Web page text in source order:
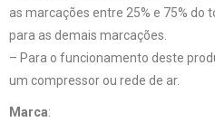
as marcações entre 25% e 75% do
para as demais marcações.
– Para o funcionamento deste
um compressor ou rede de ar.
Marca: